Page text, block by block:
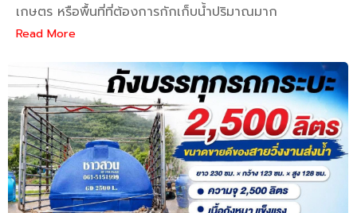
เกษตร หรือพื้นที่ที่ต้องการกักเก็บน้ำปริมาณมาก
Read More